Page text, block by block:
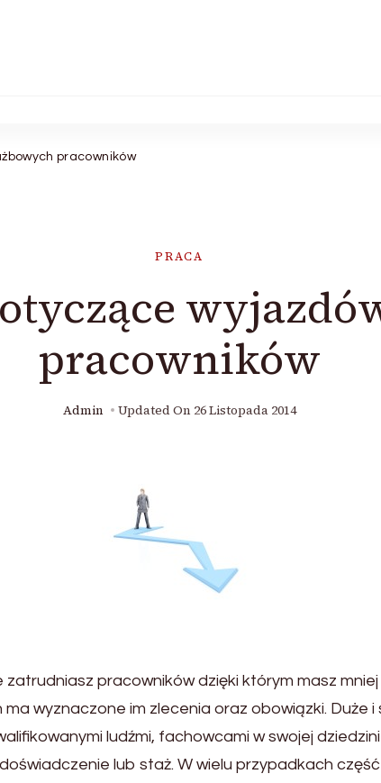
pracowników
PRACA
pracowników
Admin Updated On 26 Listopada 2014
zatrudniasz pracowników dzięki którym masz
wyznaczone im zlecenia oraz obowiązki. Duże i
ludźmi, fachowcami w swojej
lub staż. W wielu przypadkach